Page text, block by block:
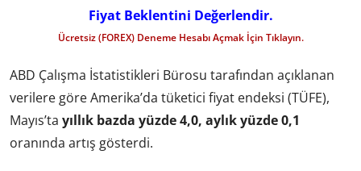
Fiyat Beklentini Değerlendir.
Ücretsiz (FOREX) Deneme Hesabı Açmak İçin Tıklayın.
ABD Çalışma İstatistikleri Bürosu tarafından açıklanan
verilere göre Amerika’da tüketici fiyat endeksi (TÜFE),
Mayıs’ta yıllık bazda yüzde 4,0, aylık yüzde 0,1
oranında artış gösterdi.